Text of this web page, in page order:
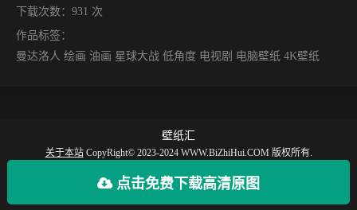
点击免费下载高清原图
下载次数：931 次
作品标签：
曼达洛人 绘画 油画 星球大战 低角度 电视剧 电脑壁纸 4K壁纸
壁纸汇
关于本站CopyRight© 2023-2024 WWW.BiZhiHui.COM 版权所有.
【壁纸汇】提供丰富的手机壁纸，电脑壁纸、动漫壁纸、电脑桌面、手机全屏壁
纸等最新款、火爆、好看的高清4K、超清8K壁纸图片免费下载。